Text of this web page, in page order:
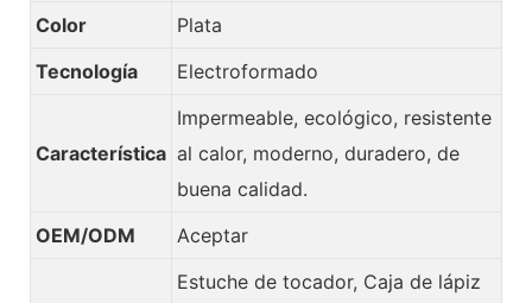
Color
Plata
Tecnología
Electroformado
Característica
Impermeable, ecológico, resistente
al calor, moderno, duradero, de
buena calidad.
OEM/ODM
Aceptar
Estuche de tocador, Caja de lápiz